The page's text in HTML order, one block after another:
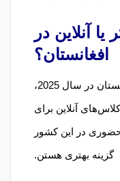
آنلاین در
افغانستان؟
با توجه به شرایط خاص افغانستان در سال 2025،
آنلاین برای
در این کشور
گزینه بهتری هستن.